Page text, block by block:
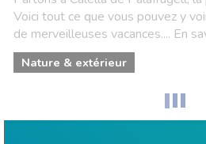
Voici tout ce que vous pouvez y
de merveilleuses vacances.... En
Nature & extérieur